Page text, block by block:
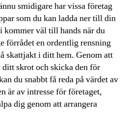
smidigare har vissa företag
som du kan ladda ner till din
väl till hands när du
förrådet en ordentlig rensning
skattjakt i ditt hem. Genom att
skrot och skicka den för
du snabbt få reda på värdet av
är av intresse för företaget,
dig genom att arrangera